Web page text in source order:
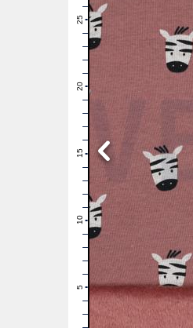
10
11
12
13
14
15
16
17
18
19
20
21
22
23
24
25
26